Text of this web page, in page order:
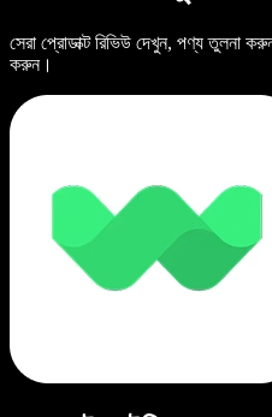
সেরা প্রোডাক্ট রিভিউ দেখুন, পণ্য তুলনা
করুন।